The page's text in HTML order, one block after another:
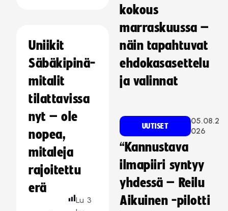
Uniikit
Säbäkipinä-
mitalit
tilattavissa
nyt – ole
nopea,
mitaleja
rajoitettu
erä
Lu 3
kokous
marraskuussa –
näin tapahtuvat
ehdokasasettelu
ja valinnat
UUTISET
05.08.2
026
“Kannustava
ilmapiiri syntyy
yhdessä – Reilu
Aikuinen -pilotti